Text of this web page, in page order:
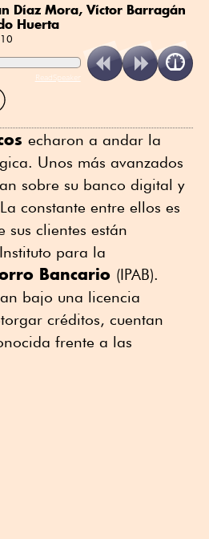
Díaz Mora, Víctor Barragán
Huerta
ReadSpeaker
echaron a andar la
Unos más avanzados
sobre su banco digital y
constante entre ellos es
sus clientes están
para la
Bancario (IPAB).
bajo una licencia
créditos, cuentan
frente a las